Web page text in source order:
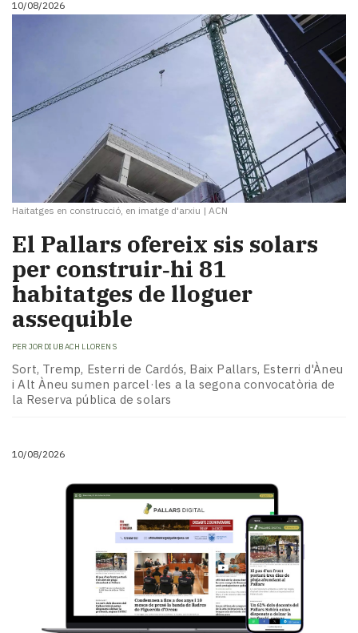
i
tant!
temps
Reportatges
Entrevistes
Enquestes
A
escena!
Dis
la
teva!
Subscriptors
La
newsletter
Contingut
10/08/2026
Haitatges en construcció, en imatge d'arxiu | ACN
El Pallars ofereix sis solars
per construir‑hi 81
habitatges de lloguer
assequible
PER JORDI UBACH LLORENS
Sort, Tremp, Esterri de Cardós, Baix Pallars, Esterri d'Àneu
i Alt Àneu sumen parcel·les a la segona convocatòria de
la Reserva pública de solars
10/08/2026